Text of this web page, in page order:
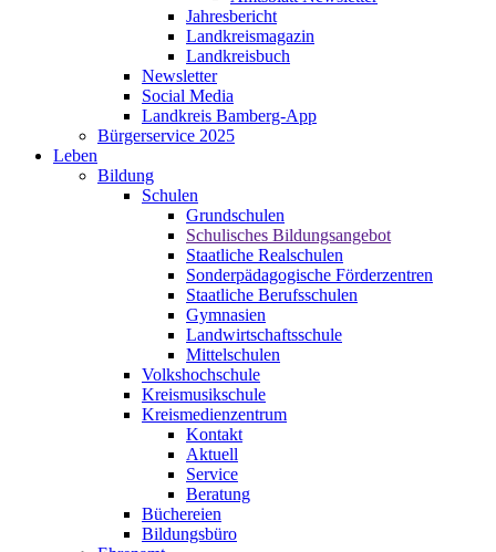
Jahresbericht
Landkreismagazin
Landkreisbuch
Newsletter
Social Media
Landkreis Bamberg-App
Bürgerservice 2025
Leben
Bildung
Schulen
Grundschulen
Schulisches Bildungsangebot
Staatliche Realschulen
Sonderpädagogische Förderzentren
Staatliche Berufsschulen
Gymnasien
Landwirtschaftsschule
Mittelschulen
Volkshochschule
Kreismusikschule
Kreismedienzentrum
Kontakt
Aktuell
Service
Beratung
Büchereien
Bildungsbüro